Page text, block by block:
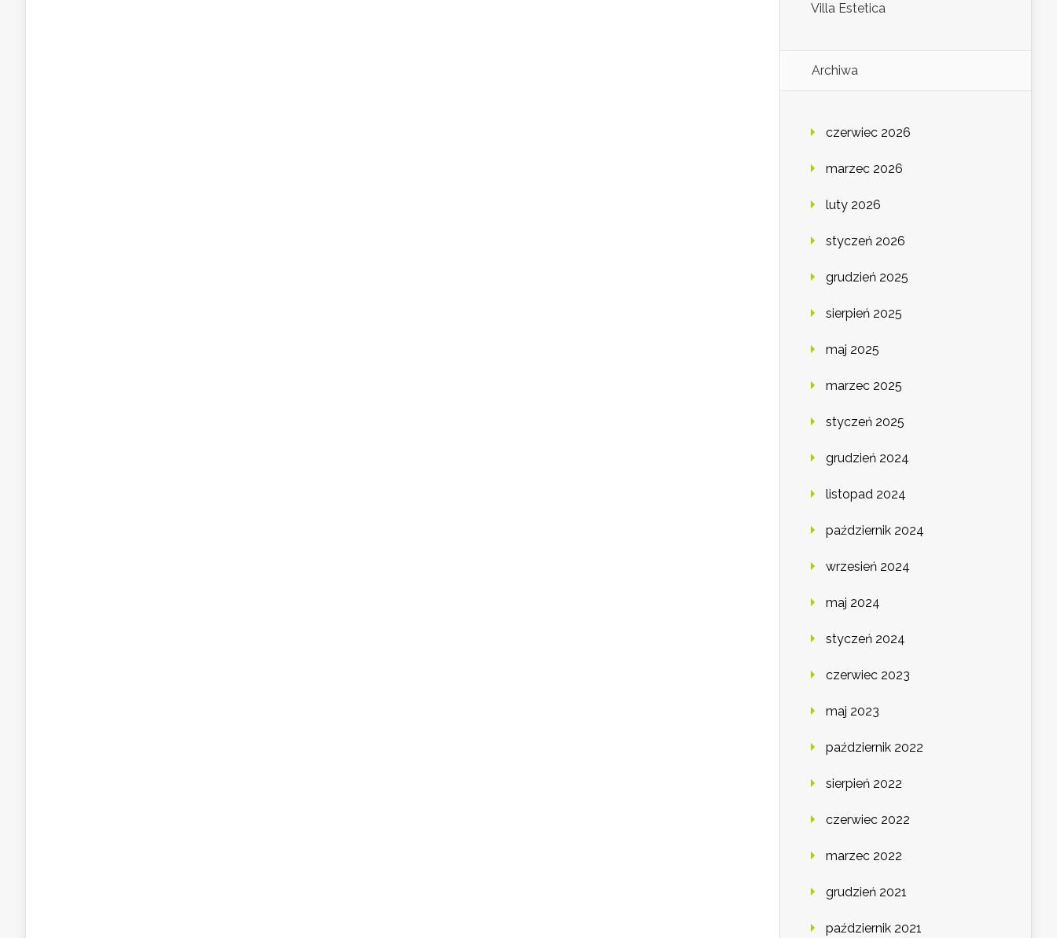
Villa Estetica
Archiwa
czerwiec 2026
marzec 2026
luty 2026
styczeń 2026
grudzień 2025
sierpień 2025
maj 2025
marzec 2025
styczeń 2025
grudzień 2024
listopad 2024
październik 2024
wrzesień 2024
maj 2024
styczeń 2024
czerwiec 2023
maj 2023
październik 2022
sierpień 2022
czerwiec 2022
marzec 2022
grudzień 2021
październik 2021